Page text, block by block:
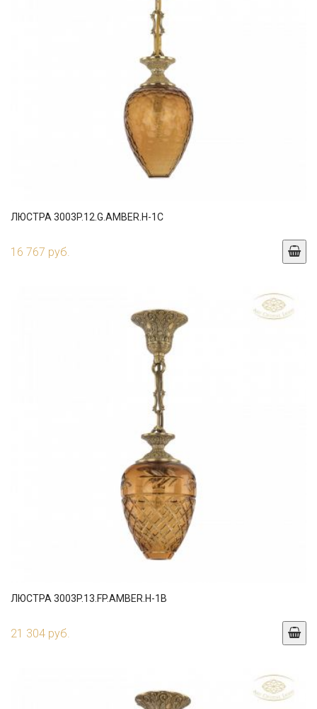
ЛЮСТРА 3003P.12.G.AMBER.H-1C
16 767 руб.
ЛЮСТРА 3003P.13.FP.AMBER.H-1B
21 304 руб.